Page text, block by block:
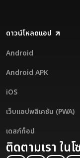
ดาวน์โหลดแอป
Android
Android APK
iOS
เว็บแอปพลิเคชัน (PWA)
เดสก์ท็อป
ติดตามเรา ใน